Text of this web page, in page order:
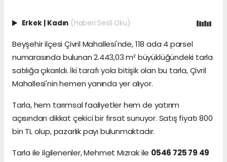
Erkek Kadın (Haberi Sesli Oku)
Beyşehir ilçesi Çivril Mahallesi'nde, 118 ada 4 parsel
numarasında bulunan 2.443,03 m² büyüklüğündeki tarla
satılığa çıkarıldı. İki tarafı yola bitişik olan bu tarla, Çivril
Mahallesi'nin hemen yanında yer alıyor.
Tarla, hem tarımsal faaliyetler hem de yatırım
açısından dikkat çekici bir fırsat sunuyor. Satış fiyatı 800
bin TL olup, pazarlık payı bulunmaktadır.
Tarla ile ilgilenenler, Mehmet Mızrak ile 0546 725 79 49